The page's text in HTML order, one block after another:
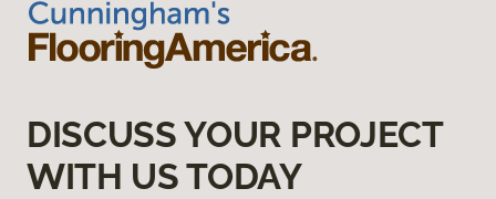
DISCUSS YOUR PROJECT
WITH US TODAY